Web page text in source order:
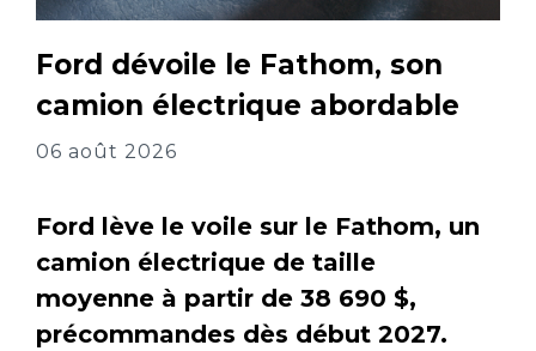
Ford dévoile le Fathom, son
camion électrique abordable
06 août 2026
Ford lève le voile sur le Fathom, un
camion électrique de taille
moyenne à partir de 38 690 $,
précommandes dès début 2027.